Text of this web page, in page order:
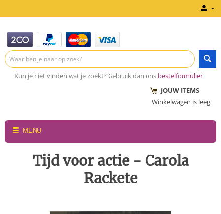
Kun je niet vinden wat je zoekt? Gebruik dan ons bestelformulier
JOUW ITEMS
Winkelwagen is leeg
MENU
Tijd voor actie - Carola
Rackete